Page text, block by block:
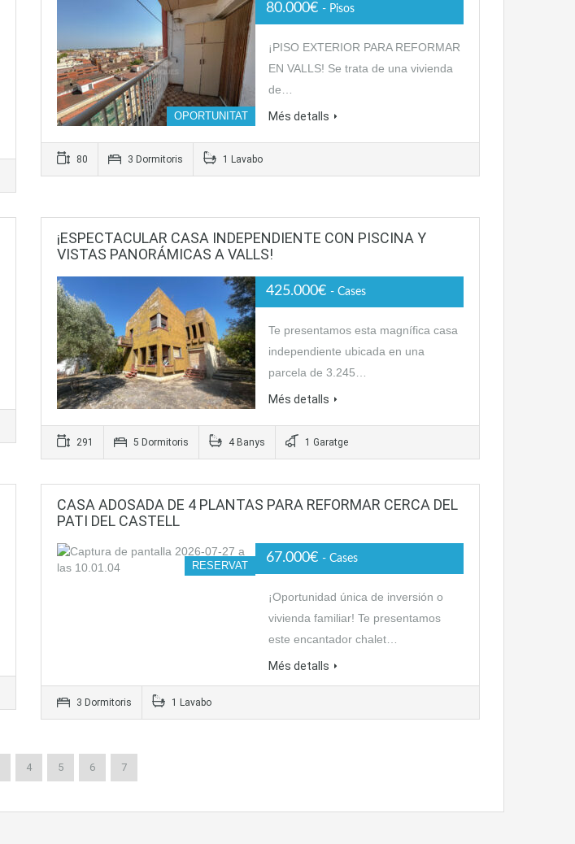
OPORTUNITAT
80.000€ - Pisos
¡PISO EXTERIOR PARA REFORMAR
EN VALLS! Se trata de una vivienda
de…
Més detalls
80 3 Dormitoris 1 Lavabo
¡ESPECTACULAR CASA INDEPENDIENTE CON PISCINA Y
VISTAS PANORÁMICAS A VALLS!
425.000€ - Cases
Te presentamos esta magnífica casa
independiente ubicada en una
parcela de 3.245…
Més detalls
291 5 Dormitoris 4 Banys 1 Garatge
CASA ADOSADA DE 4 PLANTAS PARA REFORMAR CERCA DEL
PATI DEL CASTELL
RESERVAT
67.000€ - Cases
¡Oportunidad única de inversión o
vivienda familiar! Te presentamos
este encantador chalet…
Més detalls
3 Dormitoris 1 Lavabo
4 5 6 7